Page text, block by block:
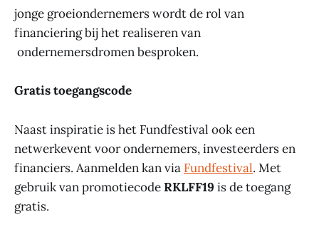
jonge groeiondernemers wordt de rol van
financiering bij het realiseren van
ondernemersdromen besproken.
Gratis toegangscode
Naast inspiratie is het Fundfestival ook een
netwerkevent voor ondernemers, investeerders en
financiers. Aanmelden kan via Fundfestival. Met
gebruik van promotiecodeRKLFF19 is de toegang
gratis.